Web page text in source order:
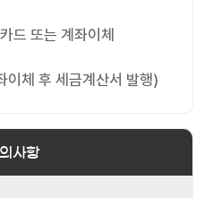
드 또는 계좌이체
이체 후 세금계산서 발행)
사항